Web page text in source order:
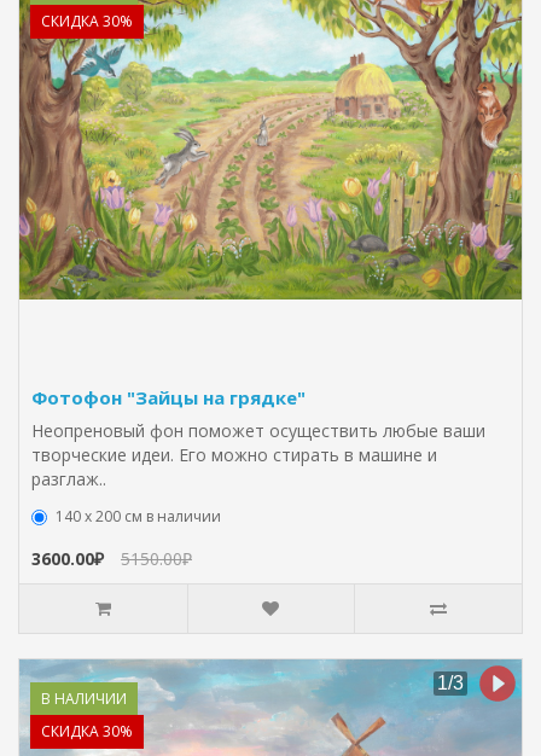
СКИДКА 30%
Фотофон "Зайцы на грядке"
Неопреновый фон поможет осуществить любые ваши
творческие идеи. Его можно стирать в машине и
разглаж..
140 х 200 см в наличии
3600.00₽ 5150.00₽
В НАЛИЧИИ
СКИДКА 30%